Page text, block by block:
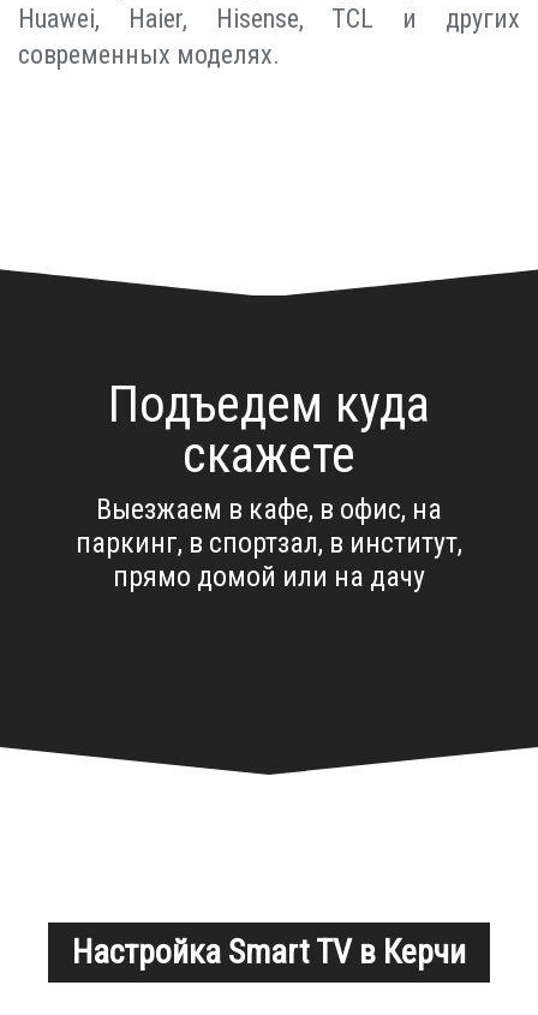
Huawei, Haier, Hisense, TCL и других
современных моделях.
Подъедем куда
скажете
Выезжаем в кафе, в офис, на
паркинг, в спортзал, в институт,
прямо домой или на дачу
Настройка Smart TV в Керчи